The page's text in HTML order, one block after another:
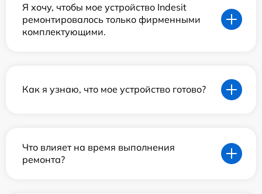
Я хочу, чтобы мое устройство Indesit
ремонтировалось только фирменными
комплектующими.
Как я узнаю, что мое устройство готово?
Что влияет на время выполнения
ремонта?